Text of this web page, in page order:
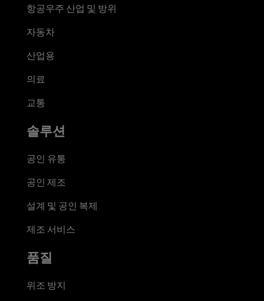
항공우주 산업 및 방위
자동차
산업용
의료
교통
솔루션
공인 유통
공인 제조
설계 및 공인 복제
제조 서비스
품질
위조 방지